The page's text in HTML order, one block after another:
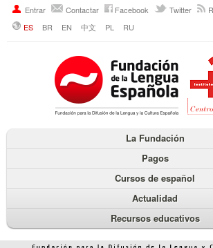
Entrar Contactar Facebook Twitter
ES
BR EN 中文 PL RU
La Fundación
Pagos
Cursos de español
Actualidad
Recursos educativos